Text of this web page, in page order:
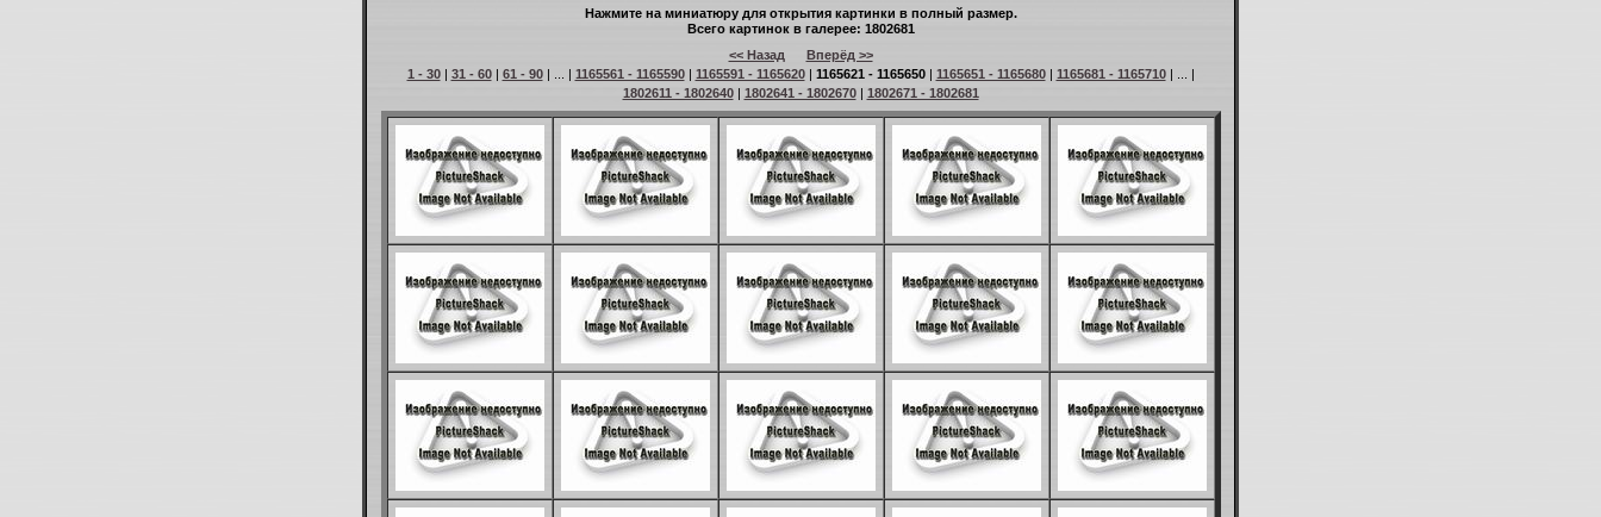
Нажмите на миниатюру для открытия картинки в полный размер.
Всего картинок в галерее: 1802681
<< Назад
Вперёд >>
1 - 30| 31 - 60| 61 - 90| ... | 1165561 - 1165590| 1165591 - 1165620| 1165621 - 1165650| 1165651 - 1165680| 1165681 - 1165710| ... |
1802611 - 1802640| 1802641 - 1802670| 1802671 - 1802681